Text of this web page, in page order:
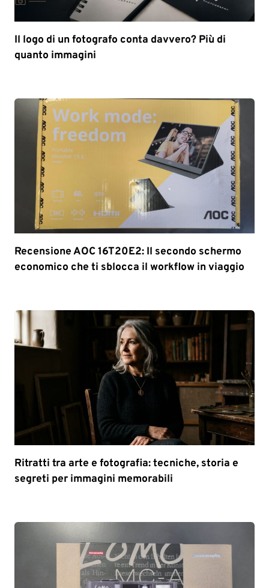
Il logo di un fotografo conta davvero? Più di
quanto immagini
Recensione AOC 16T20E2: Il secondo schermo
economico che ti sblocca il workflow in viaggio
Ritratti tra arte e fotografia: tecniche, storia e
segreti per immagini memorabili